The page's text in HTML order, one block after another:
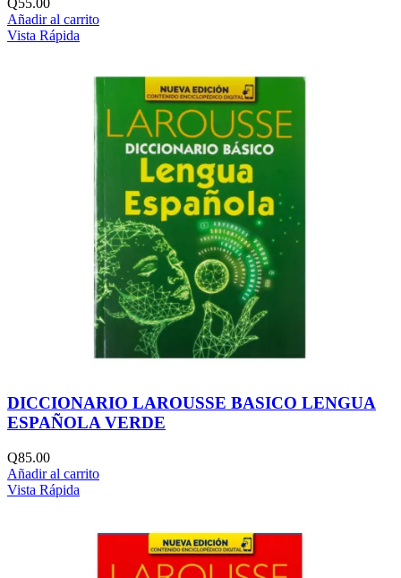
Añadir al carrito
Vista Rápida
DICCIONARIO LAROUSSE BASICO LENGUA
ESPAÑOLA VERDE
Q85.00
Añadir al carrito
Vista Rápida